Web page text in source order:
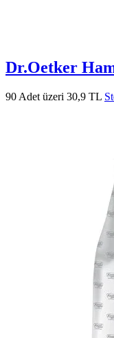
Dr.Oetker
90 Adet üzeri 30,9 TL